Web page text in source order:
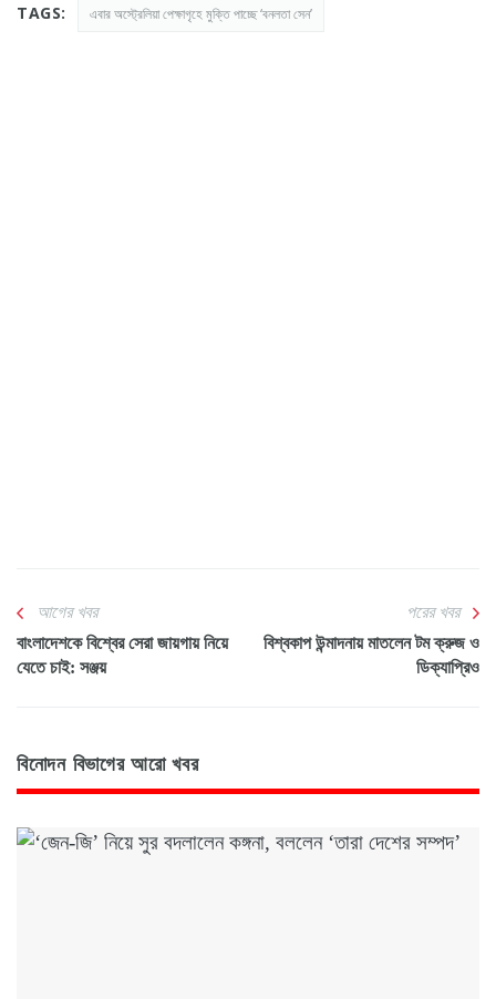
TAGS: এবার অস্ট্রেলিয়া পেক্ষাগৃহে মুক্তি পাচ্ছে ‘বনলতা সেন’
আগের খবর
বাংলাদেশকে বিশ্বের সেরা জায়গায় নিয়ে
যেতে চাই: সঞ্জয়
পরের খবর
বিশ্বকাপ উন্মাদনায় মাতলেন টম ক্রুজ ও
ডিক্যাপ্রিও
বিনোদন বিভাগের আরো খবর